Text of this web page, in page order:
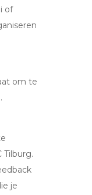
of
om te
Tilburg.
je